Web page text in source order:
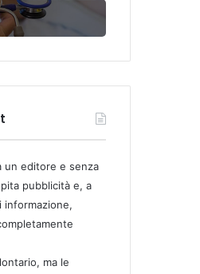
un editore e senza
pubblicità e, a
ma le